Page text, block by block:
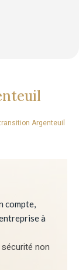
Argenteuil
compte,
à
non